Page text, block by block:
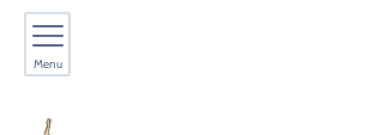
Menu